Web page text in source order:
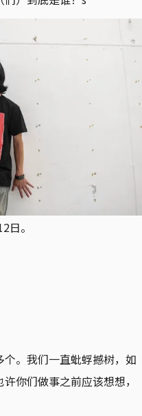
日。
。我们一直蚍蜉撼树，如
你们做事之前应该想想，